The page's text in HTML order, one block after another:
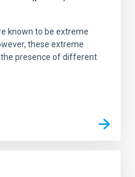
known to be extreme
these extreme
presence of different